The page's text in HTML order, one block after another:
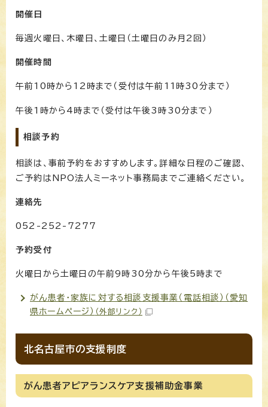
開催日
毎週火曜日、木曜日、土曜日（土曜日のみ月2回）
開催時間
午前10時から12時まで（受付は午前11時30分まで）
午後1時から4時まで（受付は午後3時30分まで）
相談予約
相談は、事前予約をおすすめします。詳細な日程のご確認、
ご予約はNPO法人ミーネット事務局までご連絡ください。
連絡先
052-252-7277
予約受付
火曜日から土曜日の午前9時30分から午後5時まで
がん患者・家族に対する相談支援事業（電話相談）（愛知
県ホームページ） （外部リンク）
北名古屋市の支援制度
がん患者アピアランスケア支援補助金事業